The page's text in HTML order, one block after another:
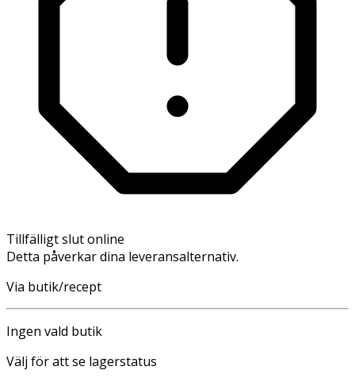
Tillfälligt slut online
Detta påverkar dina leveransalternativ.
Via butik/recept
Ingen vald butik
Välj för att se lagerstatus